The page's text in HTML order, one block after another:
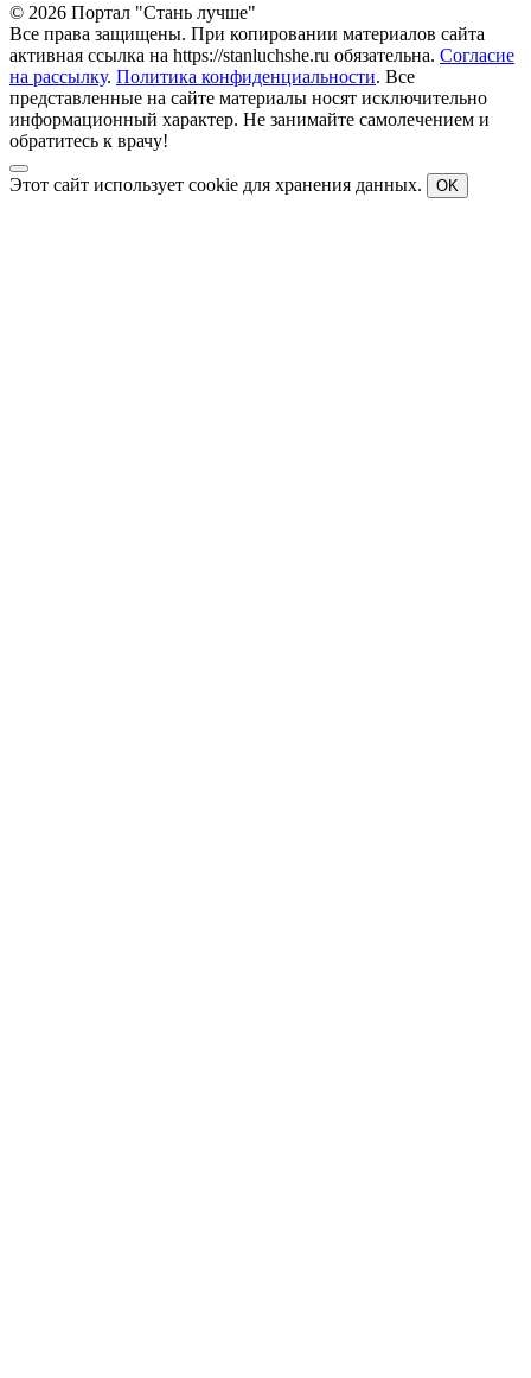
© 2026 Портал "Стань лучше"
Все права защищены. При копировании материалов сайта
активная ссылка на https://stanluchshe.ru обязательна. Согласие
на рассылку. Политика конфиденциальности. Все
представленные на сайте материалы носят исключительно
информационный характер. Не занимайте самолечением и
обратитесь к врачу!
Этот сайт использует cookie для хранения данных. OK